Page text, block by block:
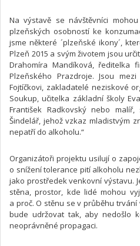
Na výstavě se návštěvníci
plzeňských osobností ke
jsme některé ´plzeňské ikony´,
Plzeň 2015 a svým životem jsou
Drahomíra Mandíková, ředitelka
Plzeňského Prazdroje. Jsou
Fojtíčkovi, zakladatelé neziskové
Soukup, učitelka základní školy
František Radkovský nebo
Šindelář, jehož vzkaz mladistvým
nepatří do alkoholu.“
Organizátoři projektu usilují o
o snížení tolerance pití alkoholu
jako prostředek venkovní výstavu.
stěna, prostor, kde lidé mohou
a proč. O stěnu se v průběhu
bude udržovat tak, aby nedošlo
neoprávněné propagaci.